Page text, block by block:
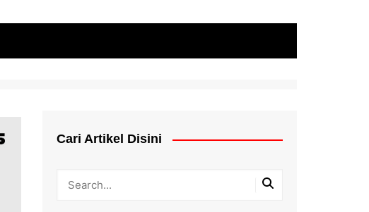
Cari Artikel Disini